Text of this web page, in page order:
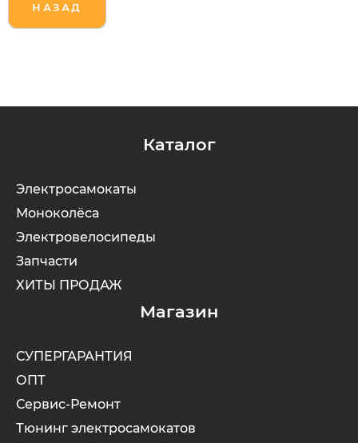
НАЗАД
Каталог
Электросамокаты
Моноколёса
Электровелосипеды
Запчасти
ХИТЫ ПРОДАЖ
Магазин
СУПЕРГАРАНТИЯ
ОПТ
Сервис-Ремонт
Тюнинг электросамокатов